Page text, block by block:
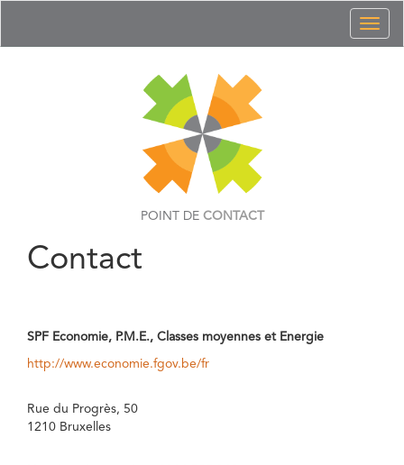
POINT DE CONTACT
Contact
SPF Economie, P.M.E., Classes moyennes et Energie
http://www.economie.fgov.be/fr
Rue du Progrès, 50
1210 Bruxelles